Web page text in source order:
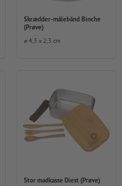
Skrædder-målebånd Binche
(Prøve)
⌀ 4,3 x 2,3 cm
Stor madkasse Diest (Prøve)